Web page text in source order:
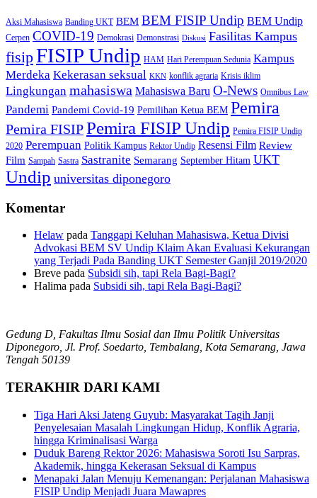
Aksi Mahasiswa Banding UKT BEM BEM FISIP Undip BEM Undip
Cerpen COVID-19 Demokrasi Demonstrasi Diskusi Fasilitas Kampus
fisipFISIP Undip HAM Hari Perempuan Sedunia Kampus
Merdeka Kekerasan seksual KKN konflik agraria Krisis iklim
Lingkungan mahasiswa Mahasiswa Baru O-News Omnibus Law
Pandemi Pandemi Covid-19 Pemilihan Ketua BEM Pemira
Pemira FISIPPemira FISIP Undip Pemira FISIP Undip
2020 Perempuan Politik Kampus Rektor Undip Resensi Film Review
Film Sampah Sastra Sastranite Semarang September Hitam UKT
Undip universitas diponegoro
Komentar
Helaw pada Tanggapi Keluhan Mahasiswa, Ketua Divisi
Advokasi BEM SV Undip Klaim Akan Evaluasi Kekurangan
yang Terjadi Pada Banding UKT Semester Ganjil 2019/2020
Breve pada Subsidi sih, tapi Rela Bagi-Bagi?
Halima pada Subsidi sih, tapi Rela Bagi-Bagi?
Gedung D, Fakultas Ilmu Sosial dan Ilmu Politik Universitas
Diponegoro, Jl. Prof. Soedarto, Tembalang, Kota Semarang, Jawa
Tengah 50139
TERAKHIR DARI KAMI
Tiga Hari Aksi Jateng Guyub: Masyarakat Tagih Janji
Penyelesaian Masalah Lingkungan Hidup, Konflik Agraria,
hingga Kriminalisasi Warga
Duduk Bareng Rektor 2026: Mahasiswa Soroti Isu Sarpras,
Akademik, hingga Kekerasan Seksual di Kampus
Menapaki Jalan Menuju Kemenangan: Perjalanan Mahasiswa
FISIP Undip Menjadi Juara Mawapres